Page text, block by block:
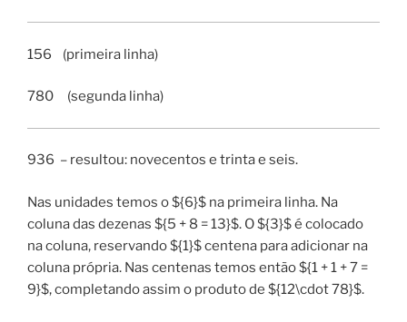
156 (primeira linha)
780 (segunda linha)
936 – resultou: novecentos e trinta e seis.
Nas unidades temos o ${6}$ na primeira linha. Na
coluna das dezenas ${5 + 8 = 13}$. O ${3}$ é colocado
na coluna, reservando ${1}$ centena para adicionar na
coluna própria. Nas centenas temos então ${1 + 1 + 7 =
9}$, completando assim o produto de ${12\cdot 78}$.